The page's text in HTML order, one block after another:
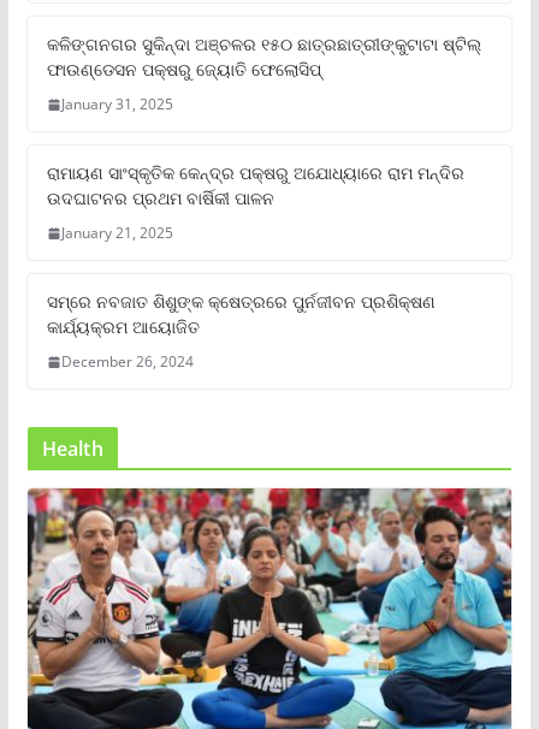
କଳିଙ୍ଗନଗର ସୁକିନ୍ଦା ଅଞ୍ଚଳର ୧୫୦ ଛାତ୍ରଛାତ୍ରୀଙ୍କୁଟାଟା ଷ୍ଟିଲ୍
ଫାଉଣ୍ଡେସନ ପକ୍ଷରୁ ଜ୍ୟୋତି ଫେଲୋସିପ୍‌
January 31, 2025
ରାମାୟଣ ସାଂସ୍କୃତିକ କେନ୍ଦ୍ର ପକ୍ଷରୁ ଅଯୋଧ୍ୟାରେ ରାମ ମନ୍ଦିର
ଉଦଘାଟନର ପ୍ରଥମ ବାର୍ଷିକୀ ପାଳନ
January 21, 2025
ସମ୍‌ରେ ନବଜାତ ଶିଶୁଙ୍କ କ୍ଷେତ୍ରରେ ପୁର୍ନଜୀବନ ପ୍ରଶିକ୍ଷଣ
କାର୍ଯ୍ୟକ୍ରମ ଆୟୋଜିତ
December 26, 2024
Health